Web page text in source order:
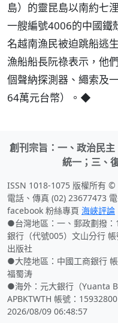
島）的靈昆島以南約七
一艘編號4006的中國鐵
名越南漁民被迫跳船逃
漁船船長阮祿表示，他
個聲納探測器、繩索及
64萬元台幣）。◆
創刊宗旨：一、政治民
統一；三、
ISSN 1018-1075 版權所有 ©
電話、傳真 (02) 23677473
facebook 粉絲專頁 海峽評論
●台灣地區：一、郵政劃撥
銀行（代號005）文山分行
出版社
●大陸地區：中國工商銀行
福蜀涛
●海外：元大銀行（Yuanta
APBKTWTH 帳號：
2026/08/09 06:48:57